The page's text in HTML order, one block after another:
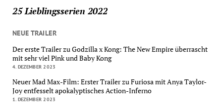
25 Lieblingsserien 2022
NEUE TRAILER
Der erste Trailer zu Godzilla x Kong: The New Empire überrascht
mit sehr viel Pink und Baby Kong
4. DEZEMBER 2023
Neuer Mad Max-Film: Erster Trailer zu Furiosa mit Anya Taylor-
Joy entfesselt apokalyptisches Action-Inferno
1. DEZEMBER 2023